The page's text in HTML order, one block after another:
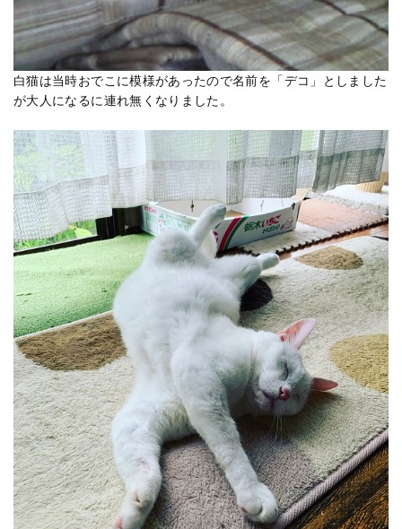
白猫は当時おでこに模様があったので名前を「デコ」としました
が大人になるに連れ無くなりました。